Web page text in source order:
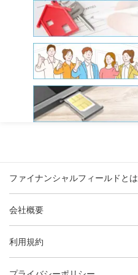
ファイナンシャルフィールドとは
会社概要
利用規約
プライバシーポリシー